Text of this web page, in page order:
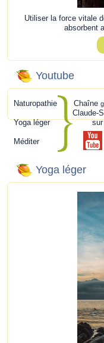
Utiliser la force vitale
absorbent
Youtube
Naturopathie
Yoga léger
Méditer
Chaîne
Claude-
sur
Yoga léger